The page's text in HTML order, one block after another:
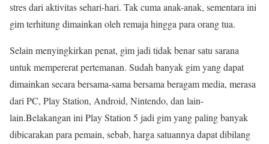
stres dari aktivitas sehari-hari. Tak cuma anak-anak, sementara ini
gim terhitung dimainkan oleh remaja hingga para orang tua.
Selain menyingkirkan penat, gim jadi tidak benar satu sarana
untuk mempererat pertemanan. Sudah banyak gim yang dapat
dimainkan secara bersama-sama bersama beragam media, merasa
dari PC, Play Station, Android, Nintendo, dan lain-
lain.Belakangan ini Play Station 5 jadi gim yang paling banyak
dibicarakan para pemain, sebab, harga satuannya dapat dibilang